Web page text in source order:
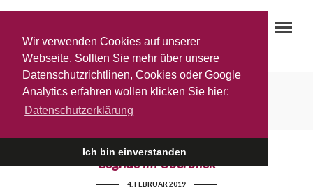
Wir verwenden Cookies auf unserer
Webseite. Sollten Sie mehr über unsere
Datenschutzrichtlinen, Cookies oder Google
Analytics erfahren wollen klicken Sie hier:
Datenschutzerklärung
Ich bin einverstanden
Weinsensation
Cognac im Überblick
4. FEBRUAR 2019